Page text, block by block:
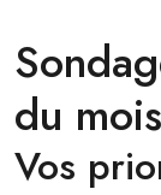
du mois
Vos